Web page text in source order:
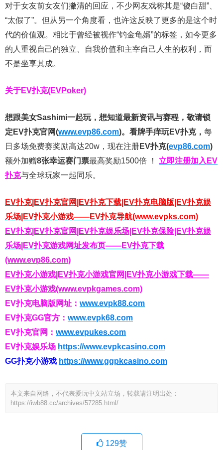
对于女友前女友们撇清的回应，不少网友戏称其是“傻白甜”、
“太假了”。但从另一个角度看，也许这反映了更多的是这个时
代的价值观。相比于曾经被视作“钓金龟婿”的标签，如今更多
的人重视自己的独立、自我价值和主宰自己人生的权利，而
不是坐享其成。
关于EV扑克(EVPoker)
想跟美女Sashimi一起玩， 想知道最新资讯与赛程， 敬请锁
定EV扑克官网(www.evp86.com)。 看牌手痒玩EV扑克， 每
日多场免费赛奖励高达20w，现在注册EV扑克(evp86.com)
额外加赠8张幸运赛门票最高奖励1500倍 ！ 立即注册加入EV
扑克与全球玩家一起同乐。
EV扑克|EV扑克官网|EV扑克下载|EV扑克电脑版|EV扑克娱
乐场|EV扑克小游戏——EV扑克导航(www.evpks.com)
EV扑克|EV扑克官网|EV扑克娱乐场|EV扑克保险|EV扑克娱
乐场|EV扑克游戏网址发布页——EV扑克下载
(www.evp86.com)
EV扑克小游戏|EV扑克小游戏官网|EV扑克小游戏下载——
EV扑克小游戏(www.evpkgames.com)
EV扑克电脑版网址： www.evpk88.com
EV扑克GG官方： www.evpk68.com
EV扑克官网： www.evpukes.com
EV扑克娱乐场 https://www.evpkcasino.com
GG扑克小游戏 https://www.ggpkcasino.com
本文来自网络，不代表爱玩中文站立场，转载请注明出处：
https://iwb88.cc/archives/57285.html/
129赞